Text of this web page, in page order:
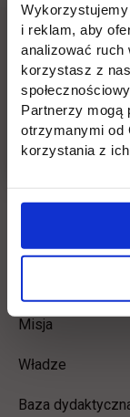
i reklam, aby
analizować ruch
korzystasz z
Partnerzy mogą
otrzymanymi od
korzystania z ich
Pomiń
stopkę
Edukacja
Licencjackie
Inżynierskie
Magisterskie
Misja
Władze
Baza